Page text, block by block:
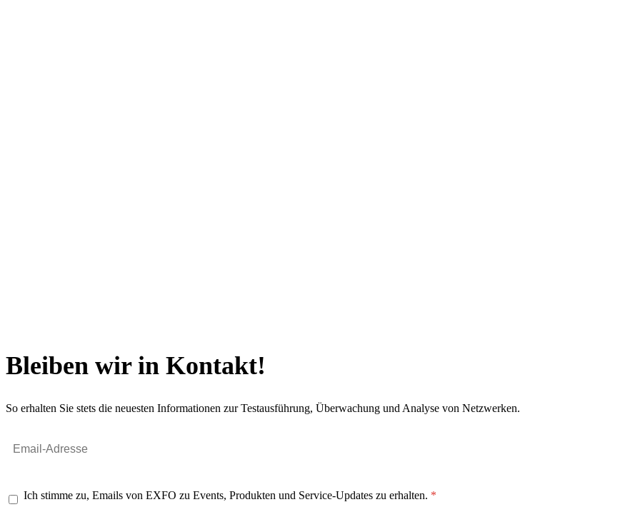
Bleiben wir in Kontakt!
So erhalten Sie stets die neuesten Informationen zur Testausführung, Überwachung und Analyse von Netzwerken.
Ich stimme zu, Emails von EXFO zu Events, Produkten und Service-Updates zu erhalten.